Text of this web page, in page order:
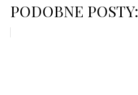
PODOBNE POSTY: